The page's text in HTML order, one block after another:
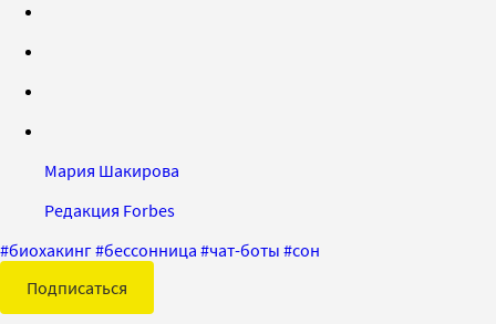
Мария Шакирова
Редакция Forbes
#биохакинг#бессонница #чат-боты #сон
Подписаться